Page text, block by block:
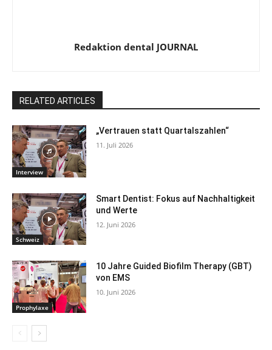
Redaktion dental JOURNAL
RELATED ARTICLES
Interview
„Vertrauen statt Quartalszahlen“
11. Juli 2026
Schweiz
Smart Dentist: Fokus auf Nachhaltigkeit
und Werte
12. Juni 2026
Prophylaxe
10 Jahre Guided Biofilm Therapy (GBT)
von EMS
10. Juni 2026